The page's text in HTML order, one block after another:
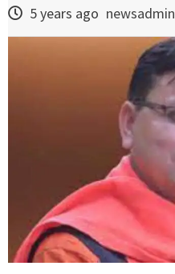
5 years ago newsadmin